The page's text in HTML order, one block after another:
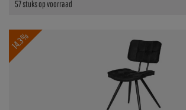
57 stuks op voorraad
14.3%